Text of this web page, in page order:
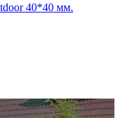
40*40 мм.